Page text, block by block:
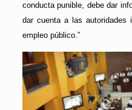
conducta punible, debe dar
dar cuenta a las autoridades
empleo público.”